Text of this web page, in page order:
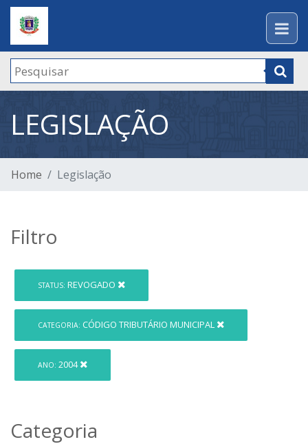
LEGISLAÇÃO
Home Legislação
Filtro
STATUS: REVOGADO
CATEGORIA: CÓDIGO TRIBUTÁRIO MUNICIPAL
ANO: 2004
Categoria